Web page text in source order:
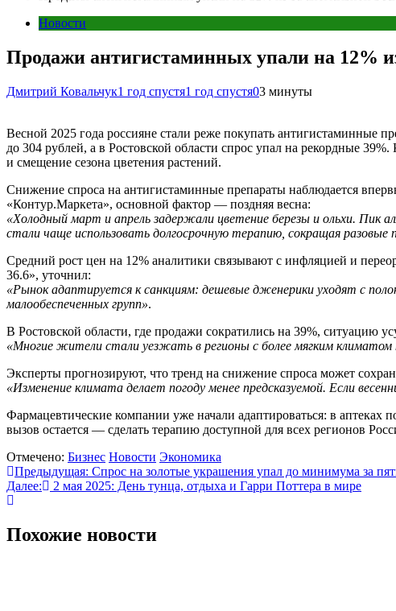
Новости
Продажи антигистаминных упали на 12%
Дмитрий Ковальчук1 год спустя1 год спустя03 минуты
Весной 2025 года россияне стали реже покупать антигистаминные
до 304 рублей, а в Ростовской области спрос упал на рекордные
и смещение сезона цветения растений.
Снижение спроса на антигистаминные препараты наблюдается
«Контур.Маркета», основной фактор — поздняя весна:
«Холодный март и апрель задержали цветение березы и ольхи. Пик
стали чаще использовать долгосрочную терапию, сокращая разовые
Средний рост цен на 12% аналитики связывают с инфляцией и
36.6», уточнил:
«Рынок адаптируется к санкциям: дешевые дженерики уходят с
малообеспеченных групп».
В Ростовской области, где продажи сократились на 39%, ситуацию
«Многие жители стали уезжать в регионы с более мягким климатом
Эксперты прогнозируют, что тренд на снижение спроса может
«Изменение климата делает погоду менее предсказуемой. Если
Фармацевтические компании уже начали адаптироваться: в аптеках
вызов остается — сделать терапию доступной для всех регионов
Отмечено: Бизнес Новости Экономика
Навигация
по
Предыдущая: Спрос на золотые украшения упал до минимума за
Далее:
2 мая 2025: День тунца, отдыха и Гарри Поттера в мире
Похожие новости